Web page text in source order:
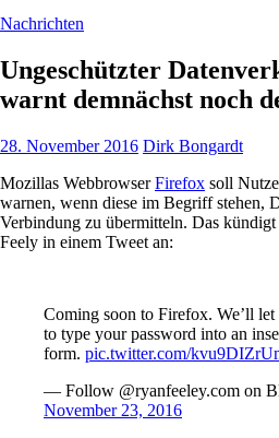
Nachrichten
Ungeschützter
warnt demnächst noch
28. November 2016 Dirk Bongardt
Mozillas WebbrowserFirefox soll
warnen, wenn diese im Begriff stehen,
Verbindung zu übermitteln. Das
Feely in einem Tweet an:
Coming soon to Firefox. We’ll
to type your password into an
form. pic.twitter.com/
— Follow @ryanfeeley.com on
November 23, 2016